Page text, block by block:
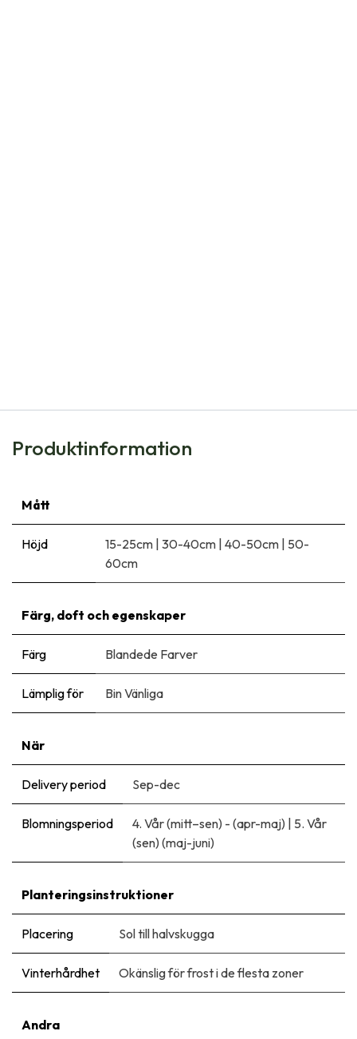
Produktinformation
Mått
Höjd 15-25cm | 30-40cm | 40-50cm | 50-
60cm
Färg, doft och egenskaper
Färg Blandede Farver
Lämplig för Bin Vänliga
När
Delivery period Sep-dec
Blomningsperiod 4. Vår (mitt–sen) - (apr-maj) | 5. Vår
(sen) (maj-juni)
Planteringsinstruktioner
Placering Sol till halvskugga
Vinterhårdhet Okänslig för frost i de flesta zoner
Andra